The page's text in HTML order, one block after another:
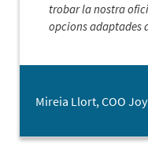
trobar la nostra
opcions adaptades
Mireia Llort, COO